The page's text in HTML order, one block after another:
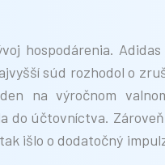
hospodárenia.
súd rozhodol o
na výročnom
účtovníctva.
išlo o dodatočný